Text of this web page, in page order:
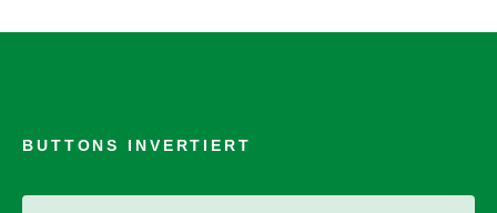
BUTTONS INVERTIERT